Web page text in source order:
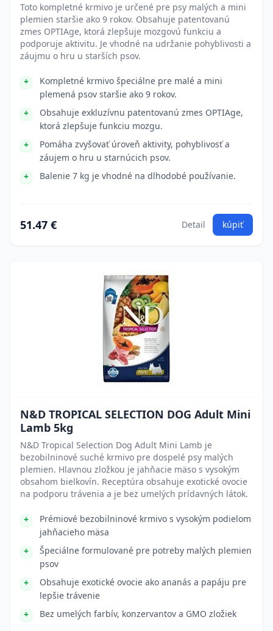
Toto kompletné krmivo je určené pre psy malých a mini
plemien staršie ako 9 rokov. Obsahuje patentovanú
zmes OPTIAge, ktorá zlepšuje mozgovú funkciu a
podporuje aktivitu. Je vhodné na udržanie pohyblivosti a
záujmu o hru u starších psov.
Kompletné krmivo špeciálne pre malé a mini
plemená psov staršie ako 9 rokov.
Obsahuje exkluzívnu patentovanú zmes OPTIAge,
ktorá zlepšuje funkciu mozgu.
Pomáha zvyšovať úroveň aktivity, pohyblivosť a
záujem o hru u starnúcich psov.
Balenie 7 kg je vhodné na dlhodobé používanie.
51.47 € Detail kúpiť
N&D TROPICAL SELECTION DOG Adult Mini
Lamb 5kg
N&D Tropical Selection Dog Adult Mini Lamb je
bezobilninové suché krmivo pre dospelé psy malých
plemien. Hlavnou zložkou je jahňacie mäso s vysokým
obsahom bielkovín. Receptúra obsahuje exotické ovocie
na podporu trávenia a je bez umelých prídavných látok.
Prémiové bezobilninové krmivo s vysokým podielom
jahňacieho mäsa
Špeciálne formulované pre potreby malých plemien
psov
Obsahuje exotické ovocie ako ananás a papáju pre
lepšie trávenie
Bez umelých farbív, konzervantov a GMO zložiek